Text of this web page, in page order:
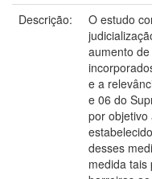
Descrição:
O estudo
aumento
e a
e 06 do
por objetivo
desses
medida tais